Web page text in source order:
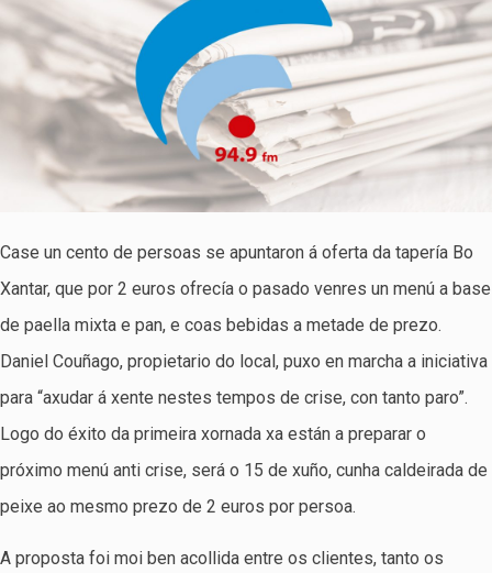
Case un cento de persoas se apuntaron á oferta da tapería Bo
Xantar, que por 2 euros ofrecía o pasado venres un menú a base
de paella mixta e pan, e coas bebidas a metade de prezo.
Daniel Couñago, propietario do local, puxo en marcha a iniciativa
para “axudar á xente nestes tempos de crise, con tanto paro”.
Logo do éxito da primeira xornada xa están a preparar o
próximo menú anti crise, será o 15 de xuño, cunha caldeirada de
peixe ao mesmo prezo de 2 euros por persoa.
A proposta foi moi ben acollida entre os clientes, tanto os